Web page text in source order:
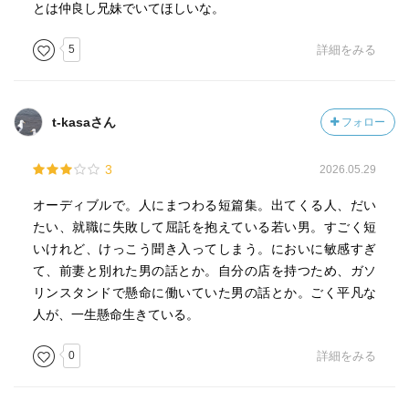
とは仲良し兄妹でいてほしいな。
5 詳細をみる
t-kasaさん フォロー
3 2026.05.29
オーディブルで。人にまつわる短篇集。出てくる人、だい
たい、就職に失敗して屈託を抱えている若い男。すごく短
いけれど、けっこう聞き入ってしまう。においに敏感すぎ
て、前妻と別れた男の話とか。自分の店を持つため、ガソ
リンスタンドで懸命に働いていた男の話とか。ごく平凡な
人が、一生懸命生きている。
0 詳細をみる